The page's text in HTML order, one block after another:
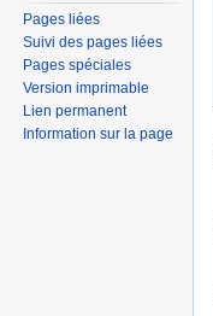
Pages liées
Suivi des pages liées
Pages spéciales
Version imprimable
Lien permanent
Information sur la page